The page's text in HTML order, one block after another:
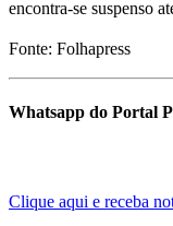
encontra-se suspenso
Fonte: Folhapress
Whatsapp do Portal
Clique aqui e receba